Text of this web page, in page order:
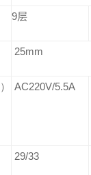
9层
25mm
） AC220V/5.5A
29/33